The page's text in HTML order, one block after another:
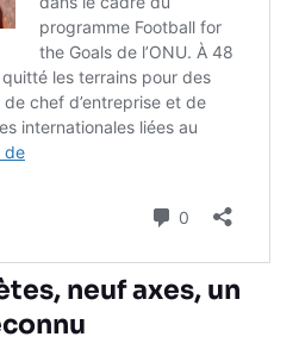
neuf axes, un